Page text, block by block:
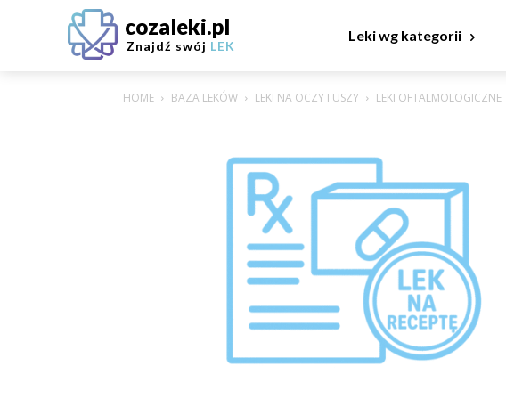
cozaleki.pl
Znajdź swój LEK
Leki wg kategorii
HOME BAZA LEKÓW LEKI NA OCZY I USZY LEKI OFTALMOLOGICZNE